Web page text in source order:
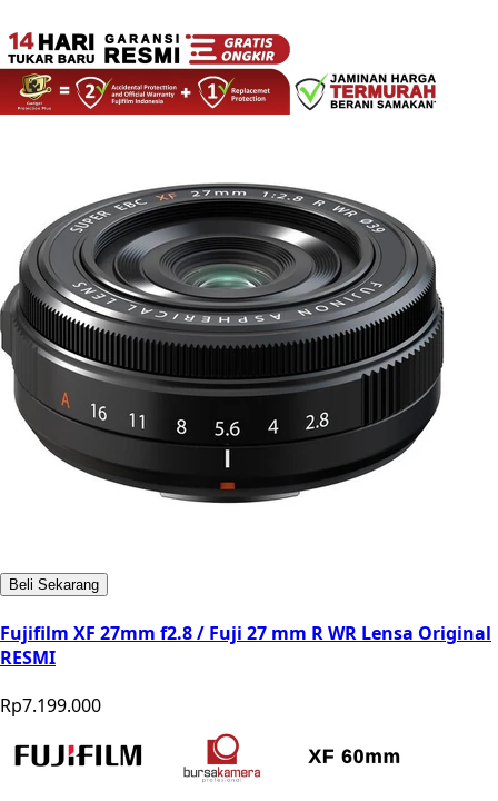
Beli Sekarang
Fujifilm XF 27mm f2.8 / Fuji 27 mm R WR Lensa Original
RESMI
Rp7.199.000